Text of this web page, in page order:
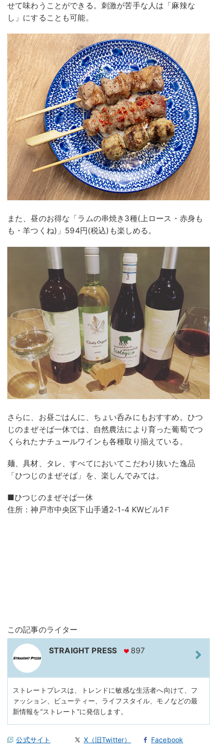
せて味わうことができる。刺激が苦手な人は「麻辣な
し」にすることも可能。
また、昼のお得な「ラムの串焼き3種(上ロース・赤身も
も・羊つくね)」594円(税込)も楽しめる。
さらに、お昼ごはんに、ちょい呑みにもおすすめ。ひつ
じのまぜそば一休では、自然農法により育った葡萄でつ
くられたナチュールワインも各種取り揃えている。
麺、具材、タレ、すべてにおいてこだわり抜いた逸品
「ひつじのまぜそば」を、楽しんでみては。
■ひつじのまぜそば一休
住所：神戸市中央区下山手通2-1-4 KWビル1Ｆ
この記事のライター
STRAIGHT PRESS 897
ストレートプレスは、トレンドに敏感な生活者へ向けて、フ
ァッション、ビューティー、ライフスタイル、モノなどの最
新情報を“ストレート”に発信します。
公式サイト X（旧Twitter） Facebook